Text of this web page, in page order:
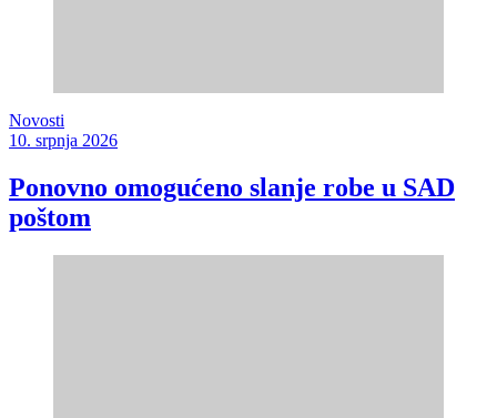
Novosti
10. srpnja 2026
Ponovno omogućeno slanje robe u SAD
poštom